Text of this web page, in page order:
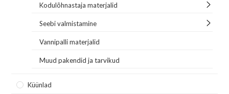
Kodulõhnastaja materjalid
Seebi valmistamine
Vannipalli materjalid
Muud pakendid ja tarvikud
Küünlad